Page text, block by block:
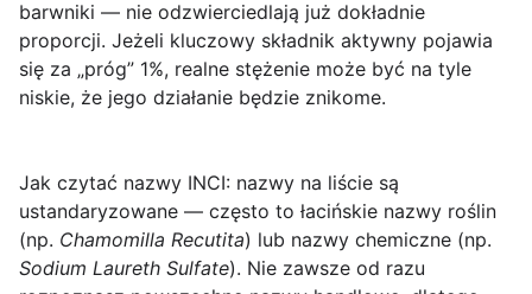
barwniki — nie odzwierciedlają już dokładnie
proporcji. Jeżeli kluczowy składnik aktywny pojawia
się za „próg” 1%, realne stężenie może być na tyle
niskie, że jego działanie będzie znikome.
Jak czytać nazwy INCI: nazwy na liście są
ustandaryzowane — często to łacińskie nazwy roślin
(np. Chamomilla Recutita) lub nazwy chemiczne (np.
Sodium Laureth Sulfate). Nie zawsze od razu